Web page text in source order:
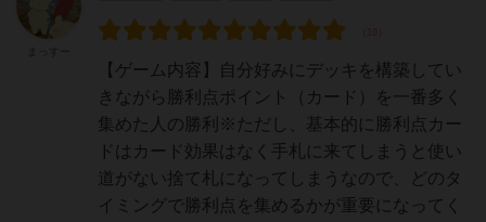
【ゲーム内容】自分好みにデッキを構築してい
きながら勝利点ポイント（カード）を一番多く
集めた人の勝利※ただし、基本的に勝利点カー
ドはカード効果はなく手札に来てしまうと使い
道がない捨て札になってしまうなので、どのタ
イミングで勝利点を集めるかが重要になってく